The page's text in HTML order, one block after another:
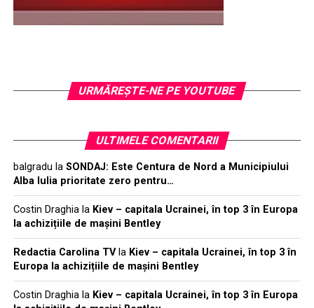
URMĂREŞTE-NE PE YOUTUBE
ULTIMELE COMENTARII
balgradu la SONDAJ: Este Centura de Nord a Municipiului
Alba Iulia prioritate zero pentru…
Costin Draghiala Kiev – capitala Ucrainei, în top 3 în Europa
la achizițiile de mașini Bentley
Redactia Carolina TVla Kiev – capitala Ucrainei, în top 3 în
Europa la achizițiile de mașini Bentley
Costin Draghiala Kiev – capitala Ucrainei, în top 3 în Europa